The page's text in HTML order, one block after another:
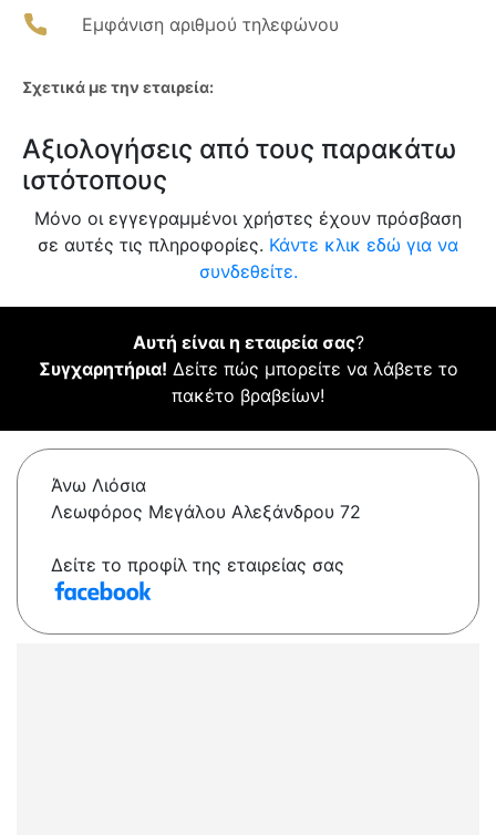
Εμφάνιση αριθμού τηλεφώνου
Σχετικά με την εταιρεία:
Αξιολογήσεις από τους παρακάτω
ιστότοπους
Μόνο οι εγγεγραμμένοι χρήστες έχουν πρόσβαση
σε αυτές τις πληροφορίες. Κάντε κλικ εδώ για να
συνδεθείτε.
Αυτή είναι η εταιρεία σας?
Συγχαρητήρια! Δείτε πώς μπορείτε να λάβετε το
πακέτο βραβείων!
Άνω Λιόσια
Λεωφόρος Μεγάλου Αλεξάνδρου 72
Δείτε το προφίλ της εταιρείας σας